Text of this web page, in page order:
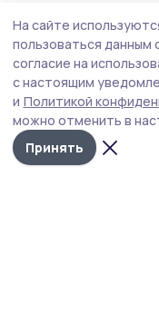
На сайте
пользоваться
согласие на
с настоящим
и Политикой
можно отменить в
Принять